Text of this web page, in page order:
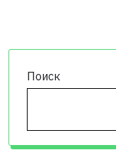
Поиск